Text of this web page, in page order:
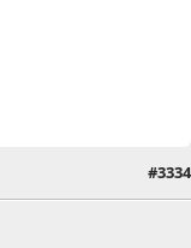
#3334